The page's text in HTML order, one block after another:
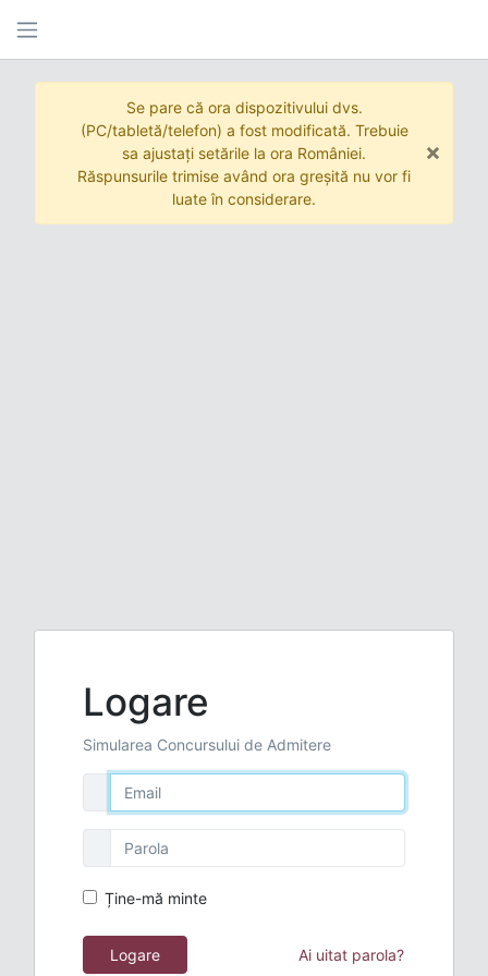
Se pare că ora dispozitivului dvs.
(PC/tabletă/telefon) a fost modificată. Trebuie
sa ajustați setările la ora României.
Răspunsurile trimise având ora greșită nu vor fi
luate în considerare.
×
Logare
Simularea Concursului de Admitere
Ține-mă minte
Logare Ai uitat parola?